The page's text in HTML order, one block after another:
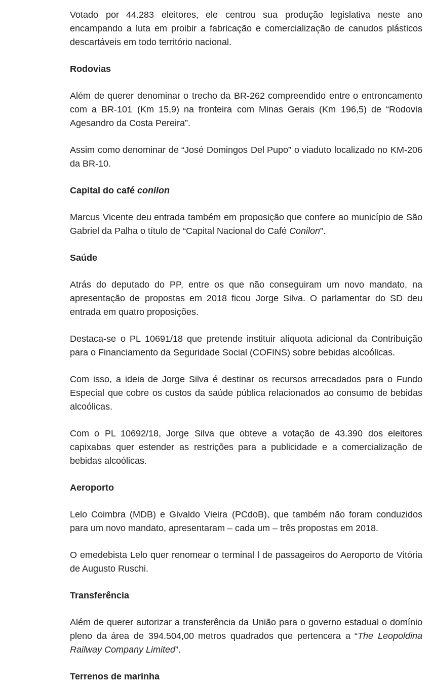
Votado por 44.283 eleitores, ele centrou sua produção legislativa neste ano
encampando a luta em proibir a fabricação e comercialização de canudos plásticos
descartáveis em todo território nacional.
Rodovias
Além de querer denominar o trecho da BR-262 compreendido entre o entroncamento
com a BR-101 (Km 15,9) na fronteira com Minas Gerais (Km 196,5) de “Rodovia
Agesandro da Costa Pereira”.
Assim como denominar de “José Domingos Del Pupo” o viaduto localizado no KM-206
da BR-10.
Capital do café conilon
Marcus Vicente deu entrada também em proposição que confere ao município de São
Gabriel da Palha o título de “Capital Nacional do Café Conilon”.
Saúde
Atrás do deputado do PP, entre os que não conseguiram um novo mandato, na
apresentação de propostas em 2018 ficou Jorge Silva. O parlamentar do SD deu
entrada em quatro proposições.
Destaca-se o PL 10691/18 que pretende instituir alíquota adicional da Contribuição
para o Financiamento da Seguridade Social (COFINS) sobre bebidas alcoólicas.
Com isso, a ideia de Jorge Silva é destinar os recursos arrecadados para o Fundo
Especial que cobre os custos da saúde pública relacionados ao consumo de bebidas
alcoólicas.
Com o PL 10692/18, Jorge Silva que obteve a votação de 43.390 dos eleitores
capixabas quer estender as restrições para a publicidade e a comercialização de
bebidas alcoólicas.
Aeroporto
Lelo Coimbra (MDB) e Givaldo Vieira (PCdoB), que também não foram conduzidos
para um novo mandato, apresentaram – cada um – três propostas em 2018.
O emedebista Lelo quer renomear o terminal l de passageiros do Aeroporto de Vitória
de Augusto Ruschi.
Transferência
Além de querer autorizar a transferência da União para o governo estadual o domínio
pleno da área de 394.504,00 metros quadrados que pertencera a “The Leopoldina
Railway Company Limited”.
Terrenos de marinha